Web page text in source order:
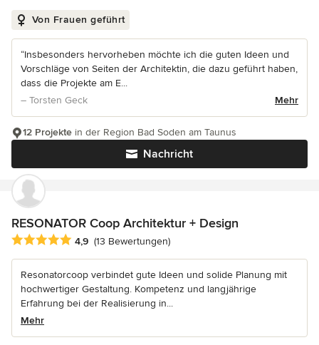
Von Frauen geführt
“Insbesonders hervorheben möchte ich die guten Ideen und
Vorschläge von Seiten der Architektin, die dazu geführt haben,
dass die Projekte am E...
– Torsten Geck
Mehr
Nachricht
12 Projekte in der Region Bad Soden am Taunus
RESONATOR Coop Architektur + Design
Durchschnittliche Bewertung: 4.9 von 5 Sternen
4,9 (13 Bewertungen)
Resonatorcoop verbindet gute Ideen und solide Planung mit
hochwertiger Gestaltung. Kompetenz und langjährige
Erfahrung bei der Realisierung in...
Mehr